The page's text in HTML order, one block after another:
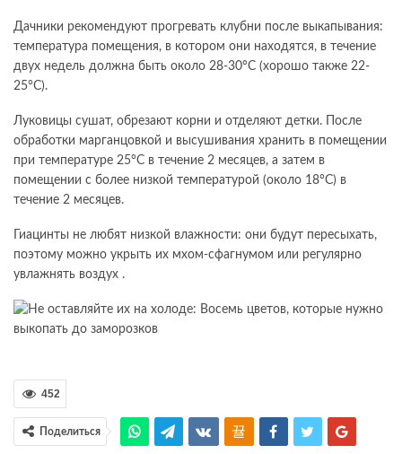
Дачники рекомендуют прогревать клубни после выкапывания:
температура помещения, в котором они находятся, в течение
двух недель должна быть около 28-30°С (хорошо также 22-
25°С).
Луковицы сушат, обрезают корни и отделяют детки. После
обработки марганцовкой и высушивания хранить в помещении
при температуре 25°С в течение 2 месяцев, а затем в
помещении с более низкой температурой (около 18°С) в
течение 2 месяцев.
Гиацинты не любят низкой влажности: они будут пересыхать,
поэтому можно укрыть их мхом-сфагнумом или регулярно
увлажнять воздух .
452
Поделиться